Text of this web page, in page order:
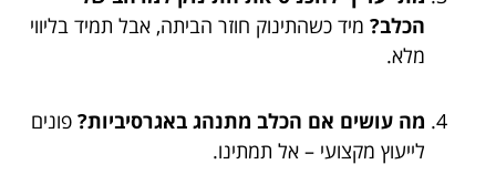
הכלב? מיד כשהתינוק חוזר הביתה, אבל תמיד בליווי
מלא.
מה עושים אם הכלב מתנהג באגרסיביות? פונים
לייעוץ מקצועי – אל תמתינו.